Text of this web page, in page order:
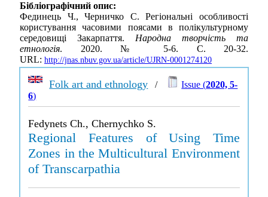
Бібліографічний опис:
Фединець Ч., Черничко С. Регіональні особливості
користування часовими поясами в полікультурному
середовищі Закарпаття. Народна творчість та
етнологія. 2020. № 5-6. С. 20-32.
URL: http://jnas.nbuv.gov.ua/article/UJRN-0001274120
Folk art and ethnology / Issue (2020, 5-
6)
Fedynets Ch., Chernychko S.
Regional Features of Using Time
Zones in the Multicultural Environment
of Transcarpathia